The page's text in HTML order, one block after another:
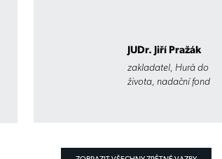
JUDr. Jiří Pražák
zakladatel, Hurá do
života, nadační fond